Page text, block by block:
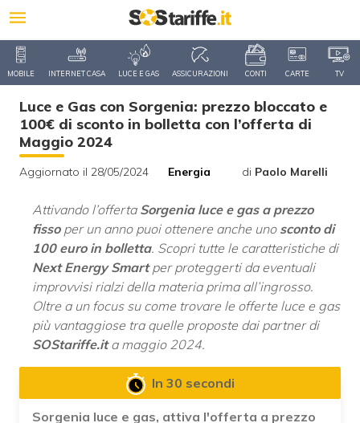
MOBILE INTERNET CASA LUCE E GAS ASSICURAZIONI CONTI CARTE TV
Luce e Gas con Sorgenia: prezzo bloccato e
100€ di sconto in bolletta con l’offerta di
Maggio 2024
Aggiornato il 28/05/2024 Energia di Paolo Marelli
Attivando l’offerta Sorgenia luce e gas a prezzo
fissoper un anno puoi ottenere anche uno sconto di
100 euro in bolletta. Scopri tutte le caratteristiche di
Next Energy Smartper proteggerti da eventuali
improvvisi rialzi della materia prima all’ingrosso.
Oltre a un focus su come trovare le offerte luce e gas
più vantaggiose tra quelle proposte dai partner di
SOStariffe.ita maggio 2024.
In 30 secondi
Sorgenia luce e gas, attiva l'offerta a prezzo